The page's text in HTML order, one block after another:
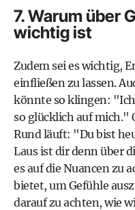
7. Warum über
wichtig ist
Zudem sei es wichtig,
einfließen zu lassen.
könnte so klingen:
so glücklich auf mich."
Rund läuft: "Du bist
Laus ist dir denn über
es auf die Nuancen zu
bietet, um Gefühle
darauf zu achten, wie